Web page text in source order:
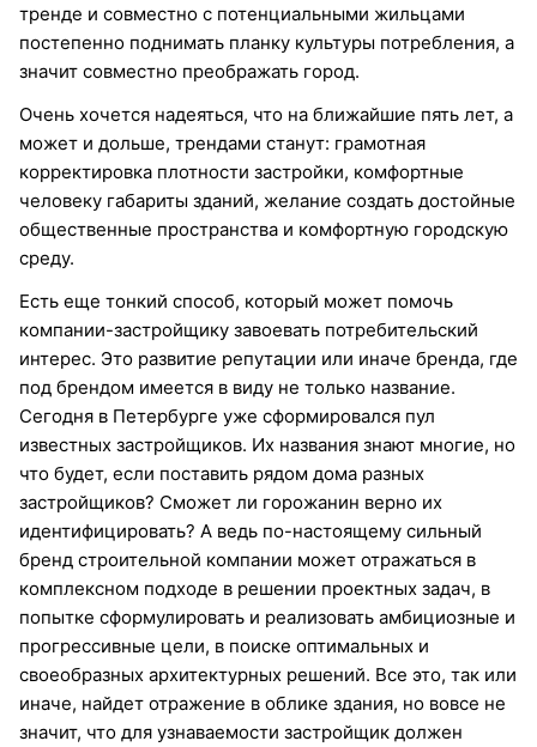
тренде и совместно с потенциальными жильцами
постепенно поднимать планку культуры потребления, а
значит совместно преображать город.
Очень хочется надеяться, что на ближайшие пять лет, а
может и дольше, трендами станут: грамотная
корректировка плотности застройки, комфортные
человеку габариты зданий, желание создать достойные
общественные пространства и комфортную городскую
среду.
Есть еще тонкий способ, который может помочь
компании-застройщику завоевать потребительский
интерес. Это развитие репутации или иначе бренда, где
под брендом имеется в виду не только название.
Сегодня в Петербурге уже сформировался пул
известных застройщиков. Их названия знают многие, но
что будет, если поставить рядом дома разных
застройщиков? Сможет ли горожанин верно их
идентифицировать? А ведь по-настоящему сильный
бренд строительной компании может отражаться в
комплексном подходе в решении проектных задач, в
попытке сформулировать и реализовать амбициозные и
прогрессивные цели, в поиске оптимальных и
своеобразных архитектурных решений. Все это, так или
иначе, найдет отражение в облике здания, но вовсе не
значит, что для узнаваемости застройщик должен